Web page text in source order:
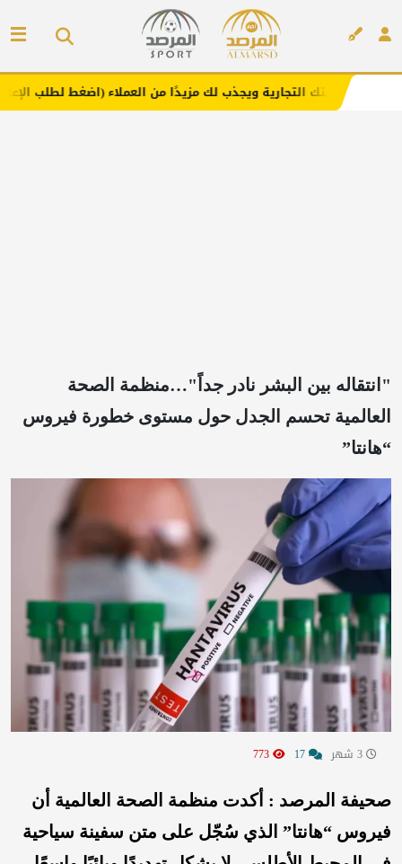
ويجذب لك مزيدًا من العملاء (اضغط لطلب الإعلان)
"انتقاله بين البشر نادر جداً"…منظمة الصحة
العالمية تحسم الجدل حول مستوى خطورة فيروس
“هانتا”
صحيفة المرصد : أكدت منظمة الصحة العالمية أن
فيروس “هانتا” الذي سُجّل على متن سفينة سياحية